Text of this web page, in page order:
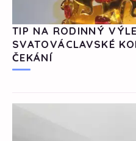
TIP NA RODINNÝ
SVATOVÁCLAVSKÉ
ČEKÁNÍ